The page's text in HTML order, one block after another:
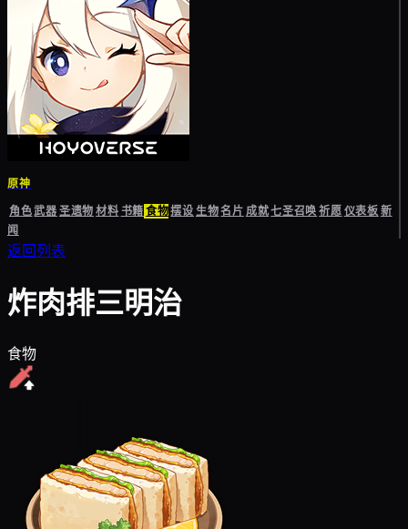
原神
角色武器圣遗物材料书籍食物摆设生物名片成就七圣召唤祈愿仪表板新
闻
返回列表
炸肉排三明治
食物